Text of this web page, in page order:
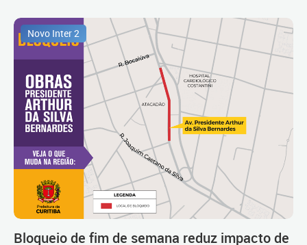
Novo Inter 2
Bloqueio de fim de semana reduz impacto de